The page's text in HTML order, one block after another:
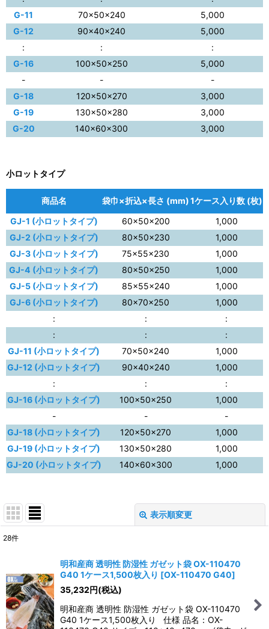
G-11
70×50×240
5,000
G-12
90×40×240
5,000
:
:
:
G-16
100×50×250
5,000
-
-
-
G-18
120×50×270
3,000
G-19
130×50×280
3,000
G-20
140×60×300 3,000
小ロットタイプ
商品名 袋巾×折込×長さ (mm)1ケース入り数 (枚)
GJ-1 (小ロットタイプ)
60×50×200
1,000
GJ-2 (小ロットタイプ)
80×50×230
1,000
GJ-3 (小ロットタイプ)
75×55×230
1,000
GJ-4 (小ロットタイプ)
80×50×250
1,000
GJ-5 (小ロットタイプ)
85×55×240
1,000
GJ-6 (小ロットタイプ)
80×70×250
1,000
:
:
:
:
:
:
GJ-11 (小ロットタイプ)
70×50×240
1,000
GJ-12 (小ロットタイプ)
90×40×240
1,000
:
:
:
GJ-16 (小ロットタイプ)
100×50×250
1,000
-
-
-
GJ-18 (小ロットタイプ)
120×50×270
1,000
GJ-19 (小ロットタイプ)
130×50×280
1,000
GJ-20 (小ロットタイプ)
140×60×300 1,000
表示順変更
並び順:
絞り込む
28件
明和産商 透明性 防湿性 ガゼット袋 OX-110470
G40 1ケース1,500枚入り [OX-110470 G40]
35,232円(税込)
明和産商 透明性 防湿性 ガゼット袋 OX-110470
G40 1ケース1,500枚入り 仕様 品名：OX-